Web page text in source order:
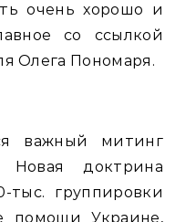
очень хорошо и
со ссылкой
Олега Пономаря.
важный митинг
доктрина
тыс. группировки
помощи Украине,